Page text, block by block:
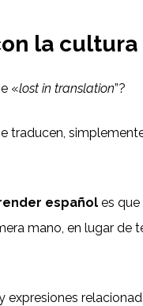
la
«lost in translation”?
traducen,
español es
mano, en lugar de
expresiones